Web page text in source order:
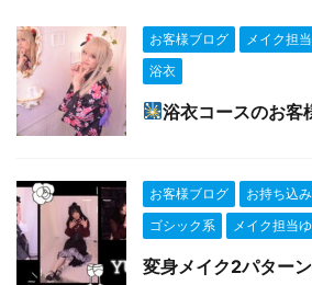
お客様ブログ メイク担
浴衣
浴衣コースのお客
お客様ブログ お持ち込
ゴシック系
メイク担当
変身メイク2パター